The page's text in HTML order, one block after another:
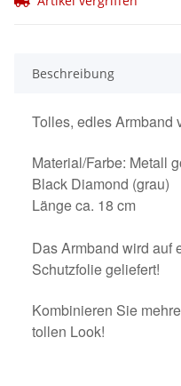
Beschreibung
Tolles, edles Armband
Material/Farbe: Metall
Black Diamond (grau)
Länge ca. 18 cm
Das Armband wird auf
Schutzfolie geliefert!
Kombinieren Sie
tollen Look!